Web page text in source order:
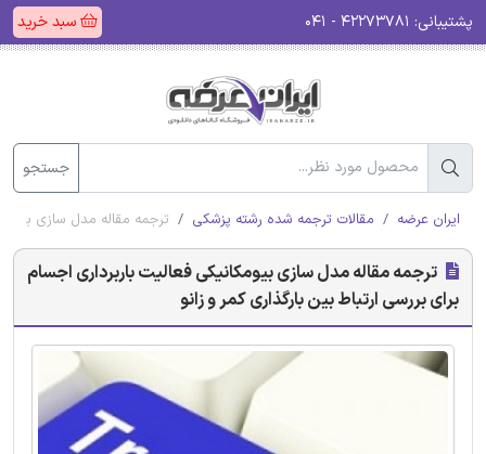
پشتیبانی: سبد خرید
جستجو
ایران عرضه مقالات ترجمه شده رشته پزشکی ترجمه مقاله مدل سازی
ترجمه مقاله مدل سازی بیومکانیکی فعالیت باربرداری اجسام
برای بررسی ارتباط بین بارگذاری کمر و زانو